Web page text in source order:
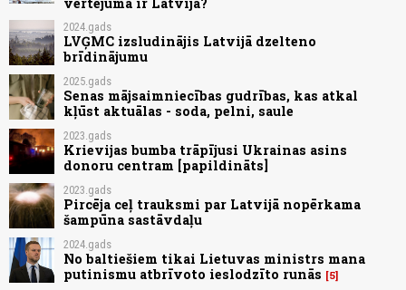
2024.gads
LVĢMC izsludinājis Latvijā dzelteno
brīdinājumu
2025.gads
Senas mājsaimniecības gudrības, kas atkal
kļūst aktuālas - soda, pelni, saule
2023.gads
Krievijas bumba trāpījusi Ukrainas asins
donoru centram [papildināts]
2023.gads
Pircēja ceļ trauksmi par Latvijā nopērkama
šampūna sastāvdaļu
2024.gads
No baltiešiem tikai Lietuvas ministrs mana
putinismu atbrīvoto ieslodzīto runās
5